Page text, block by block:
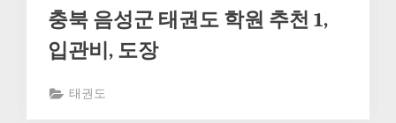
충북 음성군 태권도 학원 추천 1,
입관비, 도장
태권도